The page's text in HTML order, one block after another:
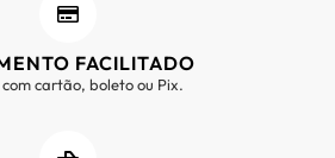
FACILITADO
cartão, boleto ou Pix.